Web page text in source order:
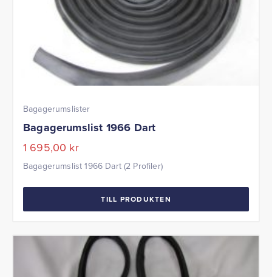
Bagagerumslister
Bagagerumslist 1966 Dart
1 695,00 kr
Bagagerumslist 1966 Dart (2 Profiler)
TILL PRODUKTEN